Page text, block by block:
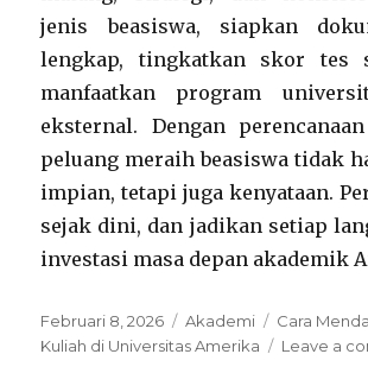
jenis beasiswa, siapkan
lengkap, tingkatkan skor tes
manfaatkan program
eksternal. Dengan
peluang meraih beasiswa tidak
impian, tetapi juga kenyataan.
sejak dini, dan jadikan setiap
investasi masa depan akademik
Posted
on
Februari 8, 2026 Categories
Akademi Tags
Cara
Kuliah di Universitas Amerika
Leave a